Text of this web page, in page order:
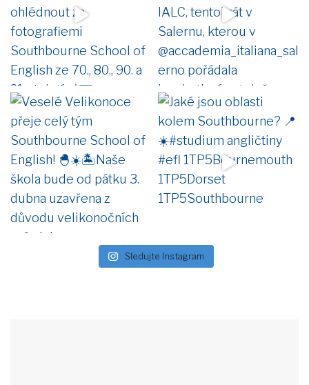
Sledujte Instagram